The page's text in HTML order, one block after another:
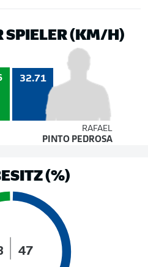
SPIELER (KM/H)
32.71
RAFAEL
PINTO PEDROSA
(%)
47